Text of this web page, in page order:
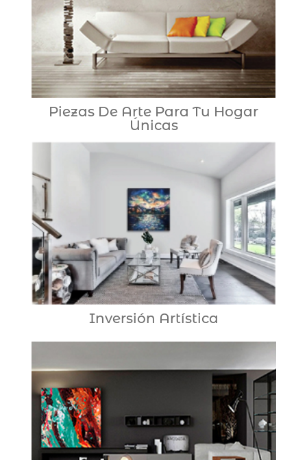
Piezas De Arte Para Tu Hogar
Únicas
Inversión Artística